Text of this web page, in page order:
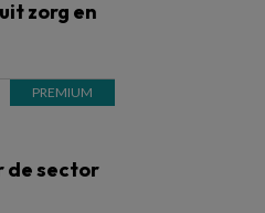
zorg en
de sector